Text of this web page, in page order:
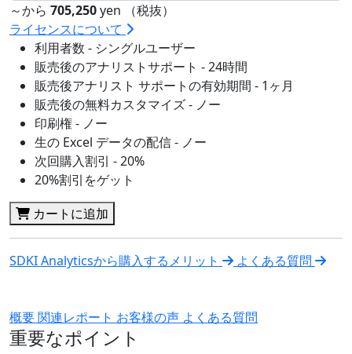
～から 705,250yen （税抜）
ライセンスについて
利用者数 - シングルユーザー
販売後のアナリストサポート - 24時間
販売後アナリスト サポートの有効期間 - 1ヶ月
販売後の無料カスタマイズ - ノー
印刷権 - ノー
生の Excel データの配信 - ノー
次回購入割引 - 20%
20%割引をゲット
カートに追加
SDKI Analyticsから購入するメリット よくある質問
概要関連レポート お客様の声 よくある質問
重要なポイント